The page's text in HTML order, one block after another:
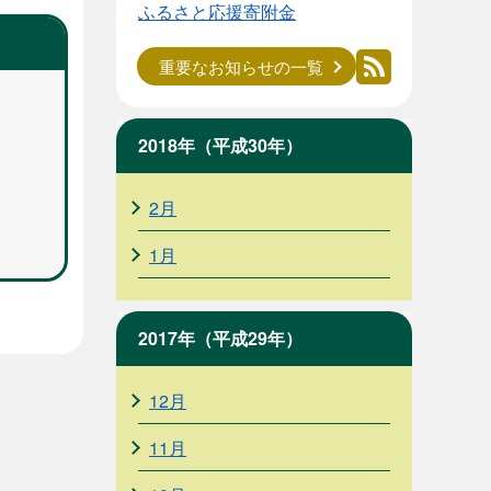
ふるさと応援寄附金
重要なお知らせの一覧
2018年（平成30年）
2月
1月
2017年（平成29年）
12月
11月